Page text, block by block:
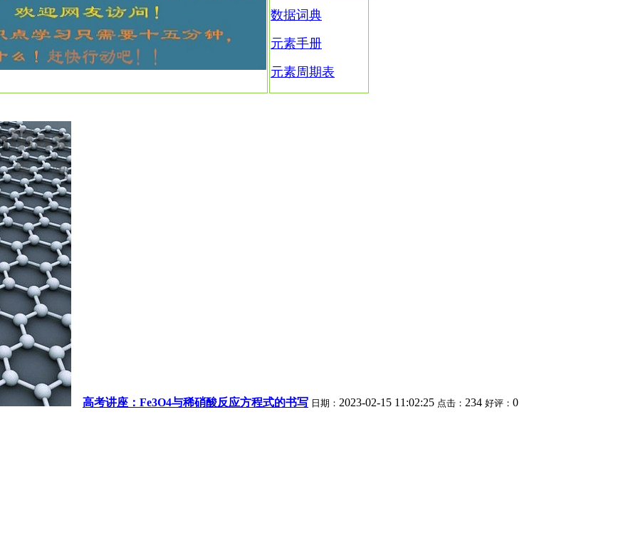
数据词典
元素手册
元素周期表
高考讲座：Fe3O4与稀硝酸反应方程式的书写 日期： 2023-02-15 11:02:25 点击： 234 好评： 0